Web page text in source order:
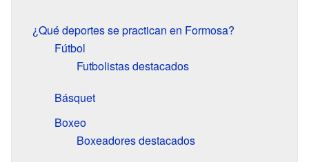
¿Qué deportes se practican en Formosa?
Fútbol
Futbolistas destacados
Básquet
Boxeo
Boxeadores destacados